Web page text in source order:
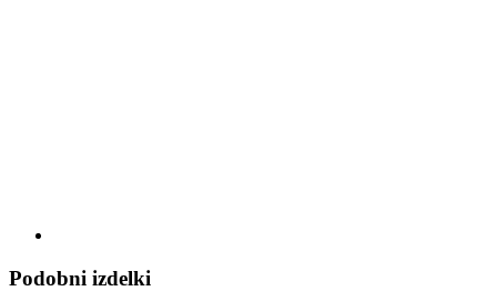
Podobni izdelki